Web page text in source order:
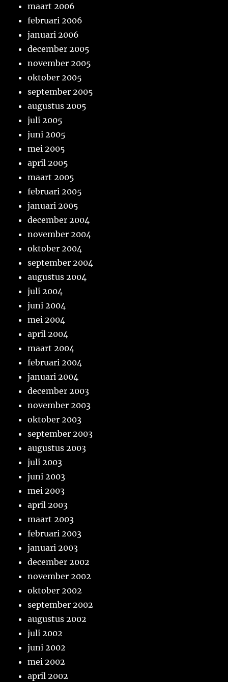
maart 2006
februari 2006
januari 2006
december 2005
november 2005
oktober 2005
september 2005
augustus 2005
juli 2005
juni 2005
mei 2005
april 2005
maart 2005
februari 2005
januari 2005
december 2004
november 2004
oktober 2004
september 2004
augustus 2004
juli 2004
juni 2004
mei 2004
april 2004
maart 2004
februari 2004
januari 2004
december 2003
november 2003
oktober 2003
september 2003
augustus 2003
juli 2003
juni 2003
mei 2003
april 2003
maart 2003
februari 2003
januari 2003
december 2002
november 2002
oktober 2002
september 2002
augustus 2002
juli 2002
juni 2002
mei 2002
april 2002